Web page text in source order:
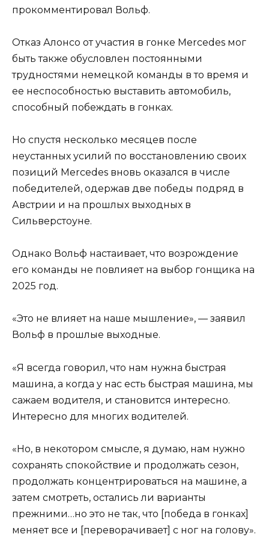
прокомментировал Вольф.
Отказ Алонсо от участия в гонке Mercedes мог
быть также обусловлен постоянными
трудностями немецкой команды в то время и
ее неспособностью выставить автомобиль,
способный побеждать в гонках.
Но спустя несколько месяцев после
неустанных усилий по восстановлению своих
позиций Mercedes вновь оказался в числе
победителей, одержав две победы подряд в
Австрии и на прошлых выходных в
Сильверстоуне.
Однако Вольф настаивает, что возрождение
его команды не повлияет на выбор гонщика на
2025 год.
«Это не влияет на наше мышление», — заявил
Вольф в прошлые выходные.
«Я всегда говорил, что нам нужна быстрая
машина, а когда у нас есть быстрая машина, мы
сажаем водителя, и становится интересно.
Интересно для многих водителей.
«Но, в некотором смысле, я думаю, нам нужно
сохранять спокойствие и продолжать сезон,
продолжать концентрироваться на машине, а
затем смотреть, остались ли варианты
прежними…но это не так, что [победа в гонках]
меняет все и [переворачивает] с ног на голову».